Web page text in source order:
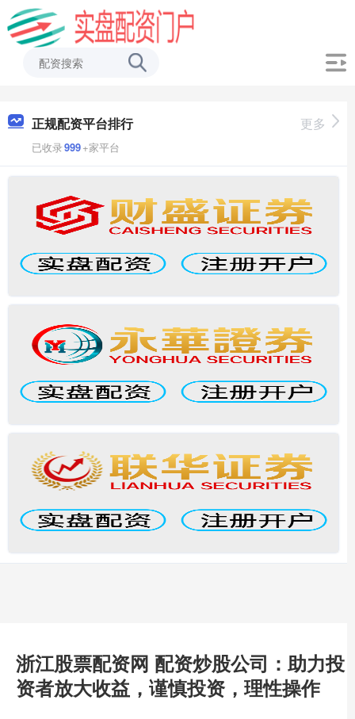
正规配资平台排行
已收录999+家平台
更多
浙江股票配资网 配资炒股公司：助力投
资者放大收益，谨慎投资，理性操作